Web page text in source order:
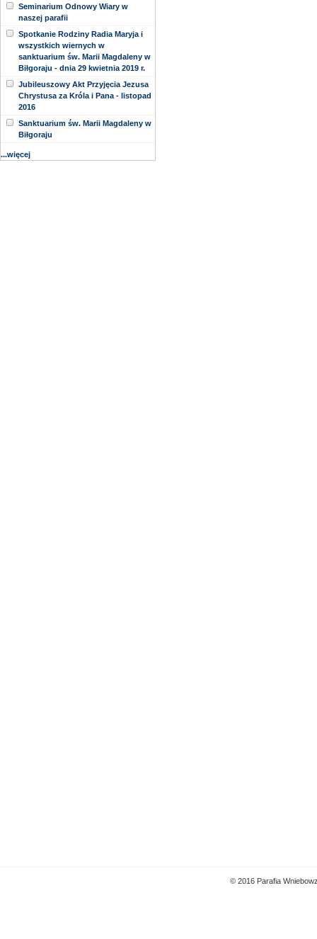
Seminarium Odnowy Wiary w
naszej parafii
Spotkanie Rodziny Radia Maryja i
wszystkich wiernych w
sanktuarium św. Marii Magdaleny w
Biłgoraju - dnia 29 kwietnia 2019 r.
Jubileuszowy Akt Przyjęcia Jezusa
Chrystusa za Króla i Pana - listopad
2016
Sanktuarium św. Marii Magdaleny w
Biłgoraju
...więcej
© 2016 Parafia